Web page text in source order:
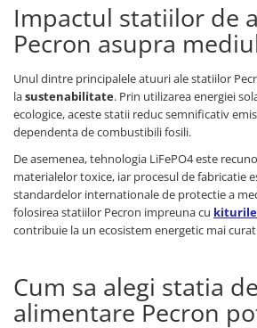
Impactul statiilor de
Pecron asupra
Unul dintre principalele atuuri ale statiilor
lasustenabilitate. Prin utilizarea energiei
ecologice, aceste statii reduc semnificativ
dependenta de combustibili fosili.
De asemenea, tehnologia LiFePO4 este
materialelor toxice, iar procesul de fabricatie
standardelor internationale de protectie a
folosirea statiilor Pecron impreuna cu kiturile
contribuie la un ecosistem energetic mai
Cum sa alegi statia de
alimentare Pecron